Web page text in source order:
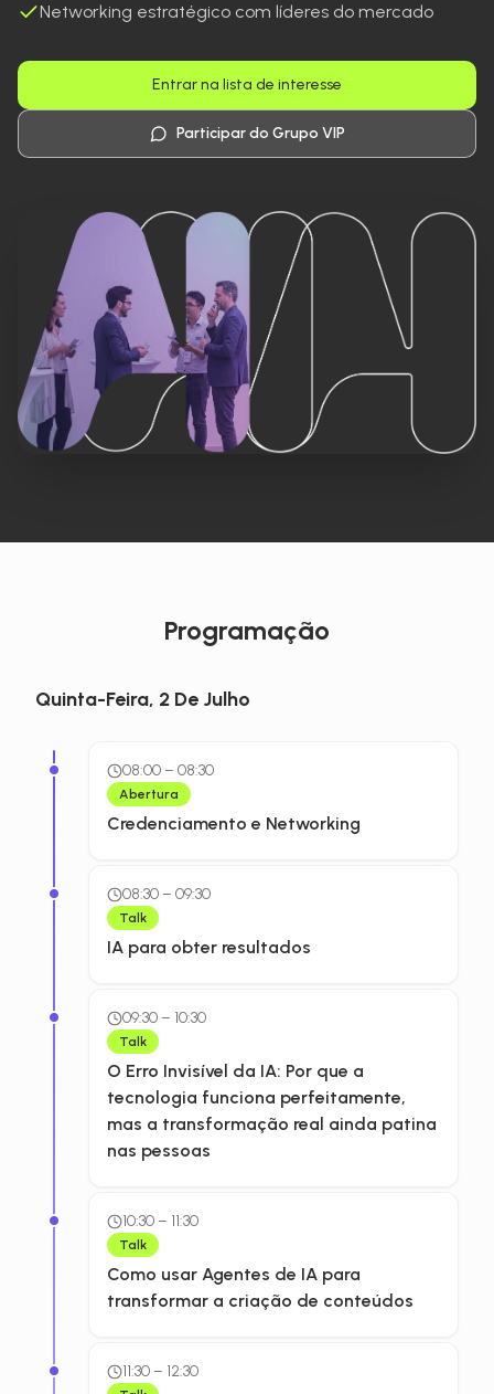
Networking estratégico com líderes do mercado
Entrar na lista de interesse
Participar do Grupo VIP
Programação
Quinta-Feira, 2 De Julho
08:00 – 08:30
Abertura
Credenciamento e Networking
08:30 – 09:30
Talk
IA para obter resultados
09:30 – 10:30
Talk
O Erro Invisível da IA: Por que a
tecnologia funciona perfeitamente,
mas a transformação real ainda patina
nas pessoas
10:30 – 11:30
Talk
Como usar Agentes de IA para
transformar a criação de conteúdos
11:30 – 12:30